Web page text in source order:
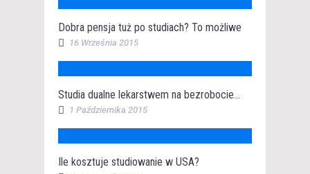
Dobra pensja tuż po studiach? To możliwe
16 Września 2015
Studia dualne lekarstwem na bezrobocie...
1 Października 2015
Ile kosztuje studiowanie w USA?